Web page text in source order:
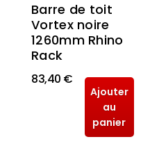
Barre de toit
Vortex noire
1260mm Rhino
Rack
83,40 €
Ajouter
au
panier